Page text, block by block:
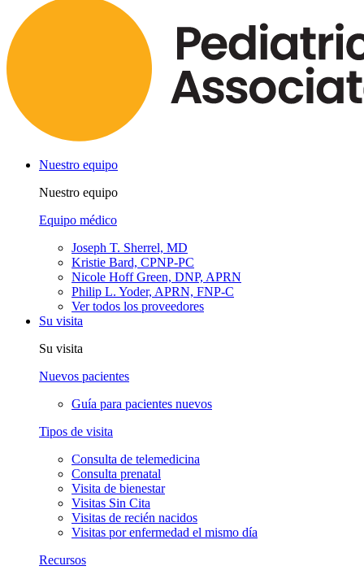
Nuestro equipo
Nuestro equipo
Equipo médico
Joseph T. Sherrel, MD
Kristie Bard, CPNP-PC
Nicole Hoff Green, DNP, APRN
Philip L. Yoder, APRN, FNP-C
Ver todos los proveedores
Su visita
Su visita
Nuevos pacientes
Guía para pacientes nuevos
Tipos de visita
Consulta de telemedicina
Consulta prenatal
Visita de bienestar
Visitas Sin Cita
Visitas de recién nacidos
Visitas por enfermedad el mismo día
Recursos